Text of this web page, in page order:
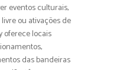
eventos culturais,
ou ativações de
oferece locais
das bandeiras